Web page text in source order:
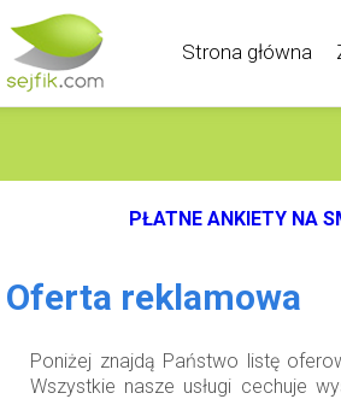
Strona główna
PŁATNE ANKIETY NA
Oferta reklamowa
Poniżej znajdą Państwo listę
Wszystkie nasze usługi cechuje